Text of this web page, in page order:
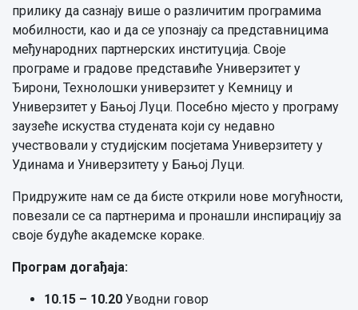
прилику да сазнају више о различитим програмима
мобилности, као и да се упознају са представницима
међународних партнерских институција. Своје
програме и градове представиће Универзитет у
Ђирони, Технолошки универзитет у Кемницу и
Универзитет у Бањој Луци. Посебно мјесто у програму
заузеће искуства студената који су недавно
учествовали у студијским посјетама Универзитету у
Удинама и Универзитету у Бањој Луци.
Придружите нам се да бисте открили нове могућности,
повезали се са партнерима и пронашли инспирацију за
своје будуће академске кораке.
Програм догађаја:
10.15 – 10.20 Уводни говор